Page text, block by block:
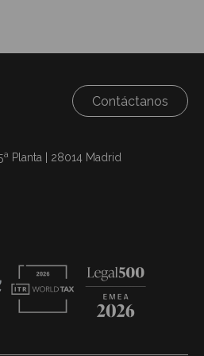
Contáctanos
Planta | 28014 Madrid